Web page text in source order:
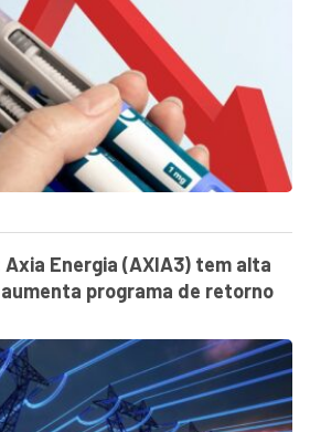
Energia (AXIA3) tem alta
programa de retorno